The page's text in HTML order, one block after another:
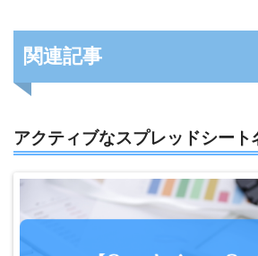
関連記事
アクティブなスプレッドシート